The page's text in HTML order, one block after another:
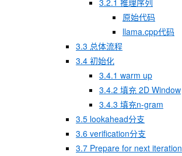
3.2.1 推理序列
原始代码
llama.cpp代码
3.3 总体流程
3.4 初始化
3.4.1 warm up
3.4.2 填充 2D Window
3.4.3 填充n-gram
3.5 lookahead分支
3.6 verification分支
3.7 Prepare for next iteration